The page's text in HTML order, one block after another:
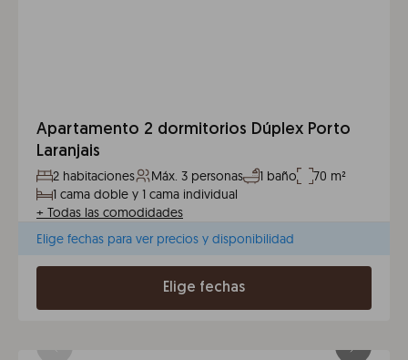
Apartamento 2 dormitorios Dúplex Porto
Laranjais
2 habitaciones Máx. 3 personas 1 baño
70 m²
1 cama doble y 1 cama individual
+ Todas las comodidades
Elige fechas para ver precios y disponibilidad
Elige fechas